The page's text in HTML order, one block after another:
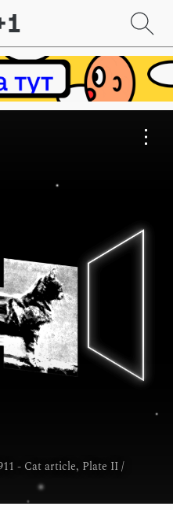
- Cat article, Plate II /